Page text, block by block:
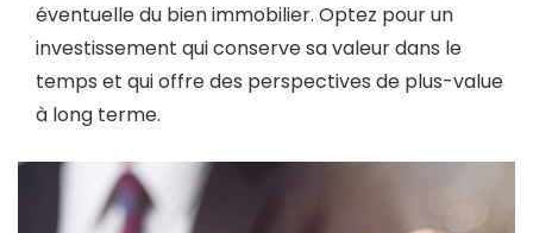
éventuelle du bien immobilier. Optez pour un
investissement qui conserve sa valeur dans le
temps et qui offre des perspectives de plus-value
à long terme.